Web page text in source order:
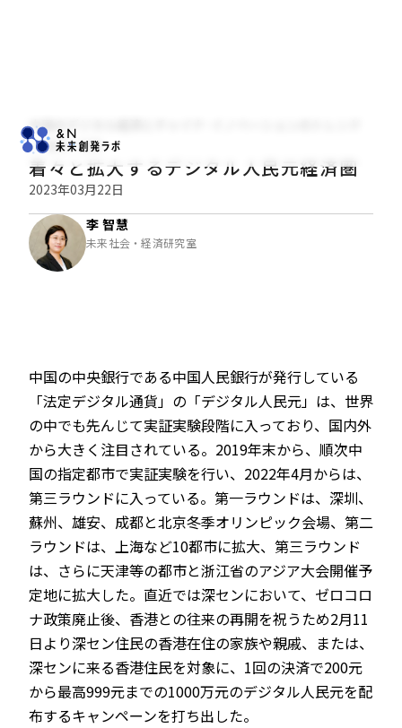
中国のデジタル経済とチャイナ･イノベーションのトレンド
経済・金融
着々と拡大するデジタル人民元経済圏
2023年03月22日
李 智慧
未来社会・経済研究室
中国の中央銀行である中国人民銀行が発行している
「法定デジタル通貨」の「デジタル人民元」は、世界
の中でも先んじて実証実験段階に入っており、国内外
から大きく注目されている。2019年末から、順次中
国の指定都市で実証実験を行い、2022年4月からは、
第三ラウンドに入っている。第一ラウンドは、深圳、
蘇州、雄安、成都と北京冬季オリンピック会場、第二
ラウンドは、上海など10都市に拡大、第三ラウンド
は、さらに天津等の都市と浙江省のアジア大会開催予
定地に拡大した。直近では深センにおいて、ゼロコロ
ナ政策廃止後、香港との往来の再開を祝うため2月11
日より深セン住民の香港在住の家族や親戚、または、
深センに来る香港住民を対象に、1回の決済で200元
から最高999元までの1000万元のデジタル人民元を配
布するキャンペーンを打ち出した。